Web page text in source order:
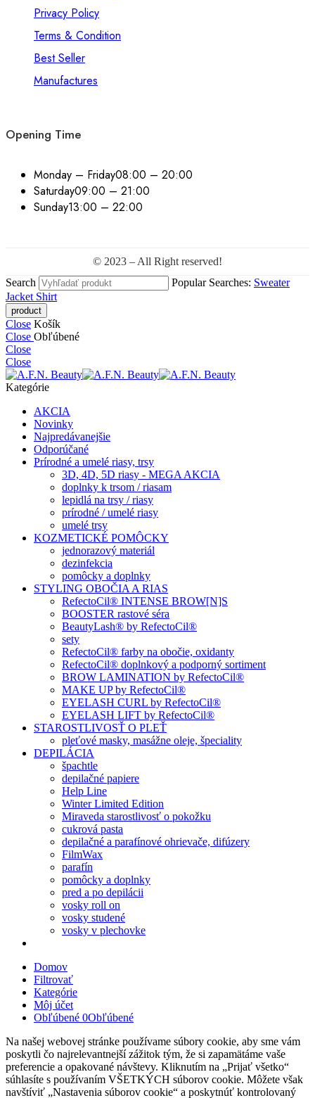
Privacy Policy
Terms & Condition
Best Seller
Manufactures
Opening Time
Monday – Friday08:00 – 20:00
Saturday09:00 – 21:00
Sunday13:00 – 22:00
© 2023 – All Right reserved!
Search
Popular Searches: Sweater
Jacket Shirt
Close Košík
Close Obľúbené
Close
Close
Kategórie
AKCIA
Novinky
Najpredávanejšie
Odporúčané
Prírodné a umelé riasy, trsy
3D, 4D, 5D riasy - MEGA AKCIA
doplnky k trsom / riasam
lepidlá na trsy / riasy
prírodné / umelé riasy
umelé trsy
KOZMETICKÉ POMÔCKY
jednorazový materiál
dezinfekcia
pomôcky a doplnky
STYLING OBOČIA A RIAS
RefectoCil® INTENSE BROW[N]S
BOOSTER rastové séra
BeautyLash® by RefectoCil®
sety
RefectoCil® farby na obočie, oxidanty
RefectoCil® doplnkový a podporný sortiment
BROW LAMINATION by RefectoCil®
MAKE UP by RefectoCil®
EYELASH CURL by RefectoCil®
EYELASH LIFT by RefectoCil®
STAROSTLIVOSŤ O PLEŤ
pleťové masky, masážne oleje, špeciality
DEPILÁCIA
špachtle
depilačné papiere
Help Line
Winter Limited Edition
Miraveda starostlivosť o pokožku
cukrová pasta
depilačné a parafínové ohrievače, difúzery
FilmWax
parafín
pomôcky a doplnky
pred a po depilácii
vosky roll on
vosky studené
vosky v plechovke
Domov
Filtrovať
Kategórie
Môj účet
Obľúbené 0Obľúbené
Na našej webovej stránke používame súbory cookie, aby sme vám
poskytli čo najrelevantnejší zážitok tým, že si zapamätáme vaše
preferencie a opakované návštevy. Kliknutím na „Prijať všetko“
súhlasíte s používaním VŠETKÝCH súborov cookie. Môžete však
navštíviť „Nastavenia súborov cookie“ a poskytnúť kontrolovaný